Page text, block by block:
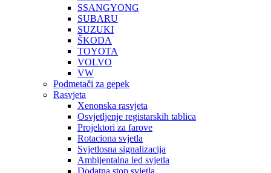
SSANGYONG
SUBARU
SUZUKI
ŠKODA
TOYOTA
VOLVO
VW
Podmetači za gepek
Rasvjeta
Xenonska rasvjeta
Osvjetljenje registarskih tablica
Projektori za farove
Rotaciona svjetla
Svjetlosna signalizacija
Ambijentalna led svjetla